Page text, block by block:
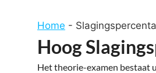
Home -
Hoog
Het theorie-examen bestaat